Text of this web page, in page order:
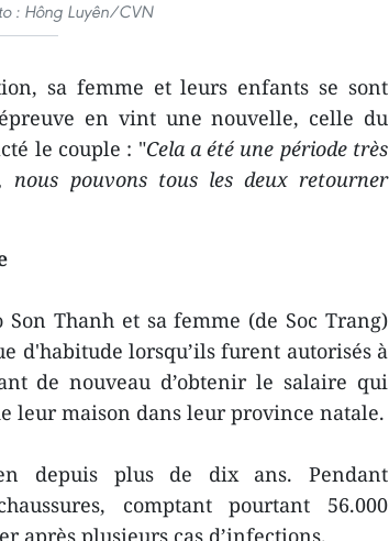
: Hông Luyên/CVN
sa femme et leurs enfants se sont
en vint une nouvelle, celle du
le couple : "Cela a été une période très
nous pouvons tous les deux retourner
Thanh et sa femme (de Soc Trang)
d'habitude lorsqu’ils furent autorisés à
de nouveau d’obtenir le salaire qui
leur maison dans leur province natale.
depuis plus de dix ans. Pendant
comptant pourtant 56.000
après plusieurs cas d’infections.